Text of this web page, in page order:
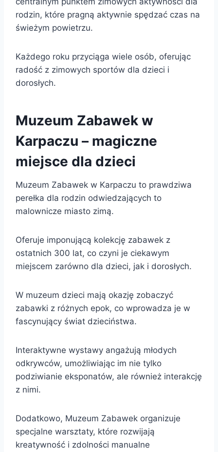
rodzin, które pragną aktywnie spędzać czas na
świeżym powietrzu.
Każdego roku przyciąga wiele osób, oferując
radość z zimowych sportów dla dzieci i
dorosłych.
Muzeum Zabawek w
Karpaczu – magiczne
miejsce dla dzieci
Muzeum Zabawek w Karpaczu to prawdziwa
perełka dla rodzin odwiedzających to
malownicze miasto zimą.
Oferuje imponującą kolekcję zabawek z
ostatnich 300 lat, co czyni je ciekawym
miejscem zarówno dla dzieci, jak i dorosłych.
W muzeum dzieci mają okazję zobaczyć
zabawki z różnych epok, co wprowadza je w
fascynujący świat dzieciństwa.
Interaktywne wystawy angażują młodych
odkrywców, umożliwiając im nie tylko
podziwianie eksponatów, ale również interakcję
z nimi.
Dodatkowo, Muzeum Zabawek organizuje
specjalne warsztaty, które rozwijają
kreatywność i zdolności manualne